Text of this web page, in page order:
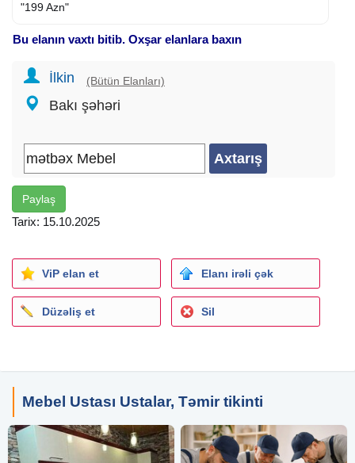
"199 Azn"
Bu elanın vaxtı bitib. Oxşar elanlara baxın
İlkin (Bütün Elanları)
Bakı şəhəri
Paylaş
Tarix: 15.10.2025
ViP elan et Elanı irəli çək
Düzəliş et Sil
Mebel Ustası Ustalar, Təmir tikinti